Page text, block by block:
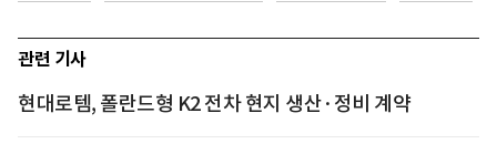
관련 기사
현대로템, 폴란드형 K2 전차 현지 생산·정비 계약